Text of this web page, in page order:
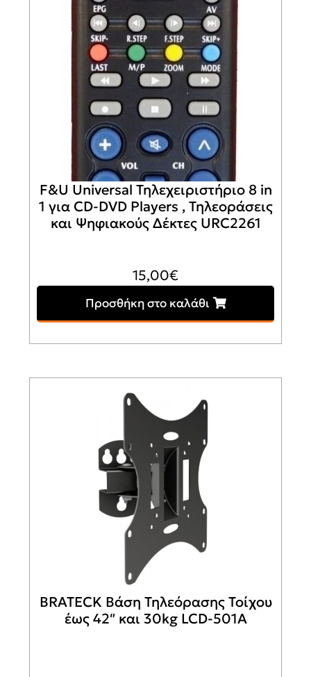
F&U Universal Τηλεχειριστήριο 8 in
1 για CD-DVD Players , Τηλεοράσεις
και Ψηφιακούς Δέκτες URC2261
15,00€
Προσθήκη στο καλάθι
BRATECK Βάση Τηλεόρασης Τοίχου
έως 42″ και 30kg LCD-501A